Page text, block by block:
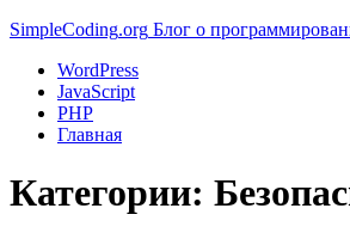
SimpleCoding.org Блог о
WordPress
JavaScript
PHP
Главная
Категории: